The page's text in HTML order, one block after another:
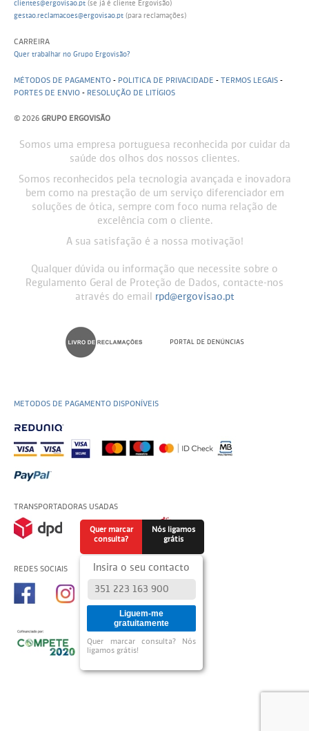
clientes@ergovisao.pt (se já é cliente Ergovisão)
gestao.reclamacoes@ergovisao.pt (para reclamações)
CARREIRA
Quer trabalhar no Grupo Ergovisão?
MÉTODOS DE PAGAMENTO - POLITICA DE PRIVACIDADE - TERMOS LEGAIS -
PORTES DE ENVIO - RESOLUÇÃO DE LITÍGIOS
© 2026 GRUPO ERGOVISÃO
Somos uma empresa portuguesa reconhecida por cuidar da
saúde dos olhos dos nossos clientes.
Somos reconhecidos pela tecnologia avançada e inovadora
bem como na prestação de um serviço diferenciador em
soluções de ótica, sempre com foco numa relação de
excelência com o cliente.
A sua satisfação é a nossa motivação!
Qualquer dúvida ou informação que necessite sobre o
Regulamento Geral de Proteção de Dados, contacte-nos
através do email
rpd@ergovisao.pt
METODOS DE PAGAMENTO DISPONÍVEIS
TRANSPORTADORAS USADAS
REDES SOCIAIS
Quer marcar
consulta?
Nós ligamos
grátis
Insira o seu contacto
Liguem-me
gratuitamente
Quer marcar consulta? Nós
ligamos grátis!